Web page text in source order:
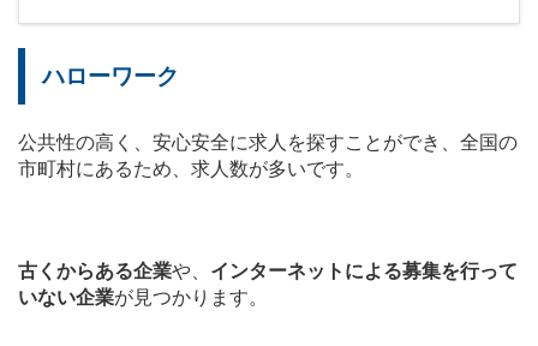
ハローワーク
公共性の高く、安心安全に求人を探すことができ、全国の
市町村にあるため、求人数が多いです。
古くからある企業や、 インターネットによる募集を行って
いない企業が見つかります。